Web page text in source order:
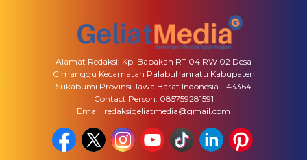
Alamat Redaksi: Kp. Babakan RT 04 RW 02 Desa
Cimanggu Kecamatan Palabuhanratu Kabupaten
Sukabumi Provinsi Jawa Barat Indonesia - 43364
Contact Person: 085759281591
Email: redaksigeliatmedia@gmail.com